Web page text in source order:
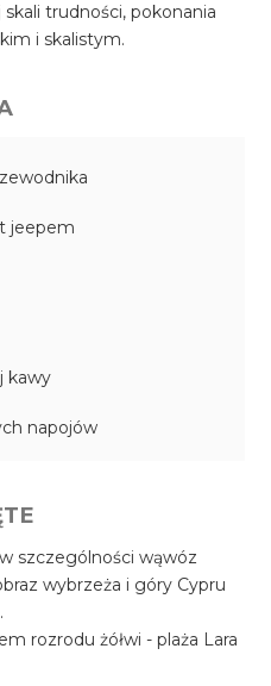
trudności, pokonania
i skalistym.
jeepem
kawy
napojów
szczególności wąwóz
wybrzeża i góry Cypru
rozrodu żółwi - plaża Lara